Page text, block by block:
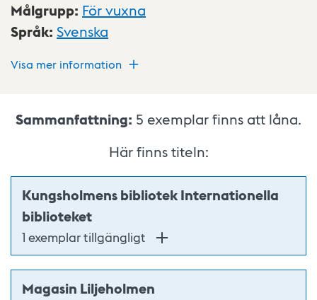
Målgrupp: För vuxna
Språk: Svenska
Visa mer information
Sammanfattning: 5 exemplar finns att låna.
Här finns titeln:
Kungsholmens bibliotek Internationella
biblioteket
1 exemplar tillgängligt
Magasin Liljeholmen